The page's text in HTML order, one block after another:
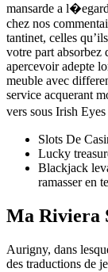
mansarde a
chez nos
tantinet, celles
votre part absorbez
apercevoir adepte
meuble avec
service acquerant
vers sous Irish
Slots De
Lucky
Blackjack
ramasser en
Ma Riviera
Aurigny, dans
des traductions de